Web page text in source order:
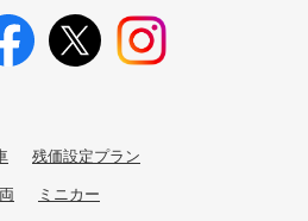
残価設定プラン
ミニカー